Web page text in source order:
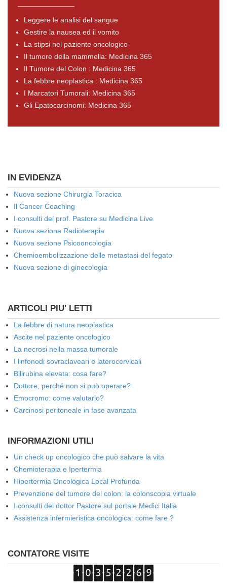
Leggere le analisi del sangue
Gestire la nausea ed il vomito
La stipsi nel paziente oncologico
Il tumore della mammella: Medicina 365
Il Tumore del Colon : Medicina 365
La febbre neoplastica : Medicina 365
I Marcatori Tumorali: Medicina 365
Gli Epatocarcinomi: Medicina 365
IN EVIDENZA
Nuova sezione Chirurgia Toracica
Il Cancer Coaching
I consulti del prof. Pastore su Medicina Live
Nuova sezione Radioterapia
Nuova sezione Psicooncologia
Chemioembolizzazione delle metastasi del fegato
Nuova sezione di ginecologia
ARTICOLI PIU' LETTI
La febbre di natura neoplastica
Ascite nel paziente oncologico
La necrosi nella massa tumorale
I linfonodi sovraclaveari e laterocervicali
Bilirubina elevata: cosa fare?
Dottore, perché non si può operare?
Emocromo: come valutarlo?
Carcinosi peritoneale in fase avanzata
INFORMAZIONI UTILI
Un check up oncologico che può salvare la vita
Chemioterapia e Ipertermia
Hipertermia Oncológica Local Profunda
Prevenzione del tumore del colon: la colonscopia virtuale
I consulti del dottor Pastore sul portale Medici Italia
Assistenza infermieristica oncologica: come fare ?
CONTATORE VISITE